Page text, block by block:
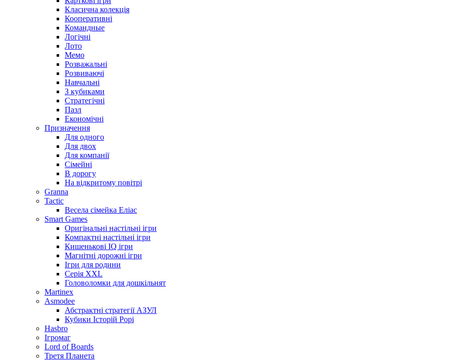
Класична колекція
Кооперативні
Командные
Логічні
Лото
Мемо
Розважальні
Розвиваючі
Навчальні
З кубиками
Стратегічні
Пазл
Економічні
Призначення
Для одного
Для двох
Для компанії
Сімейні
В дорогу
На відкритому повітрі
Granna
Tactic
Весела сімейка Еліас
Smart Games
Оригінальні настільні ігри
Компактні настільні ігри
Кишенькові IQ ігри
Магнітні дорожні ігри
Ігри для родини
Серія XXL
Головоломки для дошкільнят
Martinex
Asmodee
Абстрактні стратегії АЗУЛ
Кубики Історій Рорі
Hasbro
Ігромаг
Lord of Boards
Третя Планета